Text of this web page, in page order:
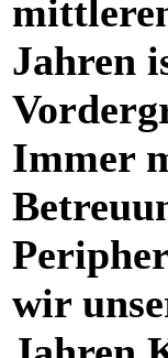
Jahren
Immer
wir